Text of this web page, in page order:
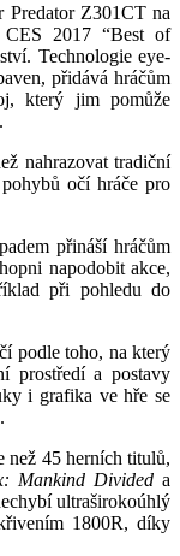
Predator Z301CT na
2017 “Best of
Technologie eye-
přidává hráčům
který jim pomůže
nahrazovat tradiční
očí hráče pro
přináší hráčům
napodobit akce,
při pohledu do
podle toho, na který
prostředí a postavy
i grafika ve hře se
než 45 herních titulů,
Mankind Divideda
ultraširokoúhlý
1800R, díky